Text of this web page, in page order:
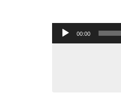
audio
00:00